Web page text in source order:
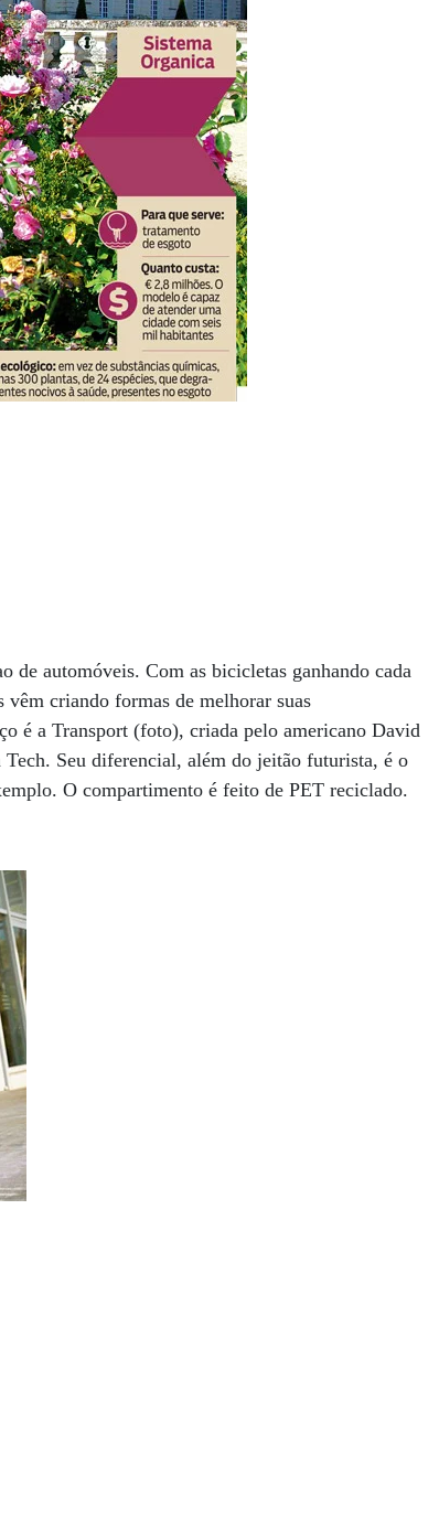
de automóveis. Com as bicicletas ganhando cada
vêm criando formas de melhorar suas
é a Transport (foto), criada pelo americano David
Seu diferencial, além do jeitão futurista, é o
O compartimento é feito de PET reciclado.